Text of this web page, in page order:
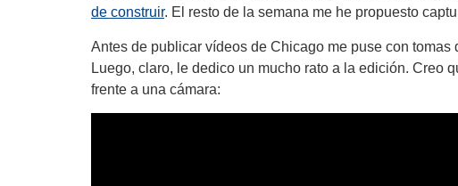
de construir. El resto de la semana me he propuesto
Antes de publicar vídeos de Chicago me puse con
Luego, claro, le dedico un mucho rato a la edición. Creo
frente a una cámara: